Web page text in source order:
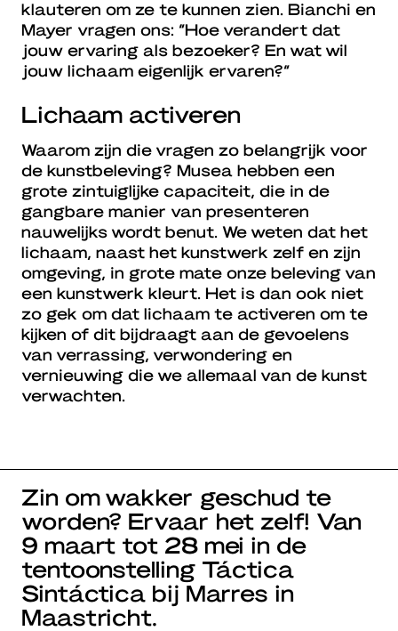
klauteren om ze te kunnen zien. Bianchi en
Mayer vragen ons: “Hoe verandert dat
jouw ervaring als bezoeker? En wat wil
jouw lichaam eigenlijk ervaren?”
Lichaam activeren
Waarom zijn die vragen zo belangrijk voor
de kunstbeleving? Musea hebben een
grote zintuiglijke capaciteit, die in de
gangbare manier van presenteren
nauwelijks wordt benut. We weten dat het
lichaam, naast het kunstwerk zelf en zijn
omgeving, in grote mate onze beleving van
een kunstwerk kleurt. Het is dan ook niet
zo gek om dat lichaam te activeren om te
kijken of dit bijdraagt aan de gevoelens
van verrassing, verwondering en
vernieuwing die we allemaal van de kunst
verwachten.
Zin om wakker geschud te
worden? Ervaar het zelf! Van
9 maart tot 28 mei in de
tentoonstelling Táctica
Sintáctica bij Marres in
Maastricht.